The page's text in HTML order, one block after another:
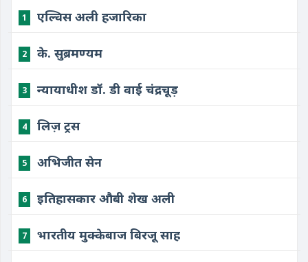
1 एल्विस अली हजारिका
2 के. सुब्रमण्यम
3 न्यायाधीश डॉ. डी वाई चंद्रचूड़
4 लिज़ ट्रस
5 अभिजीत सेन
6 इतिहासकार औबी शेख अली
7 भारतीय मुक्केबाज बिरजू साह